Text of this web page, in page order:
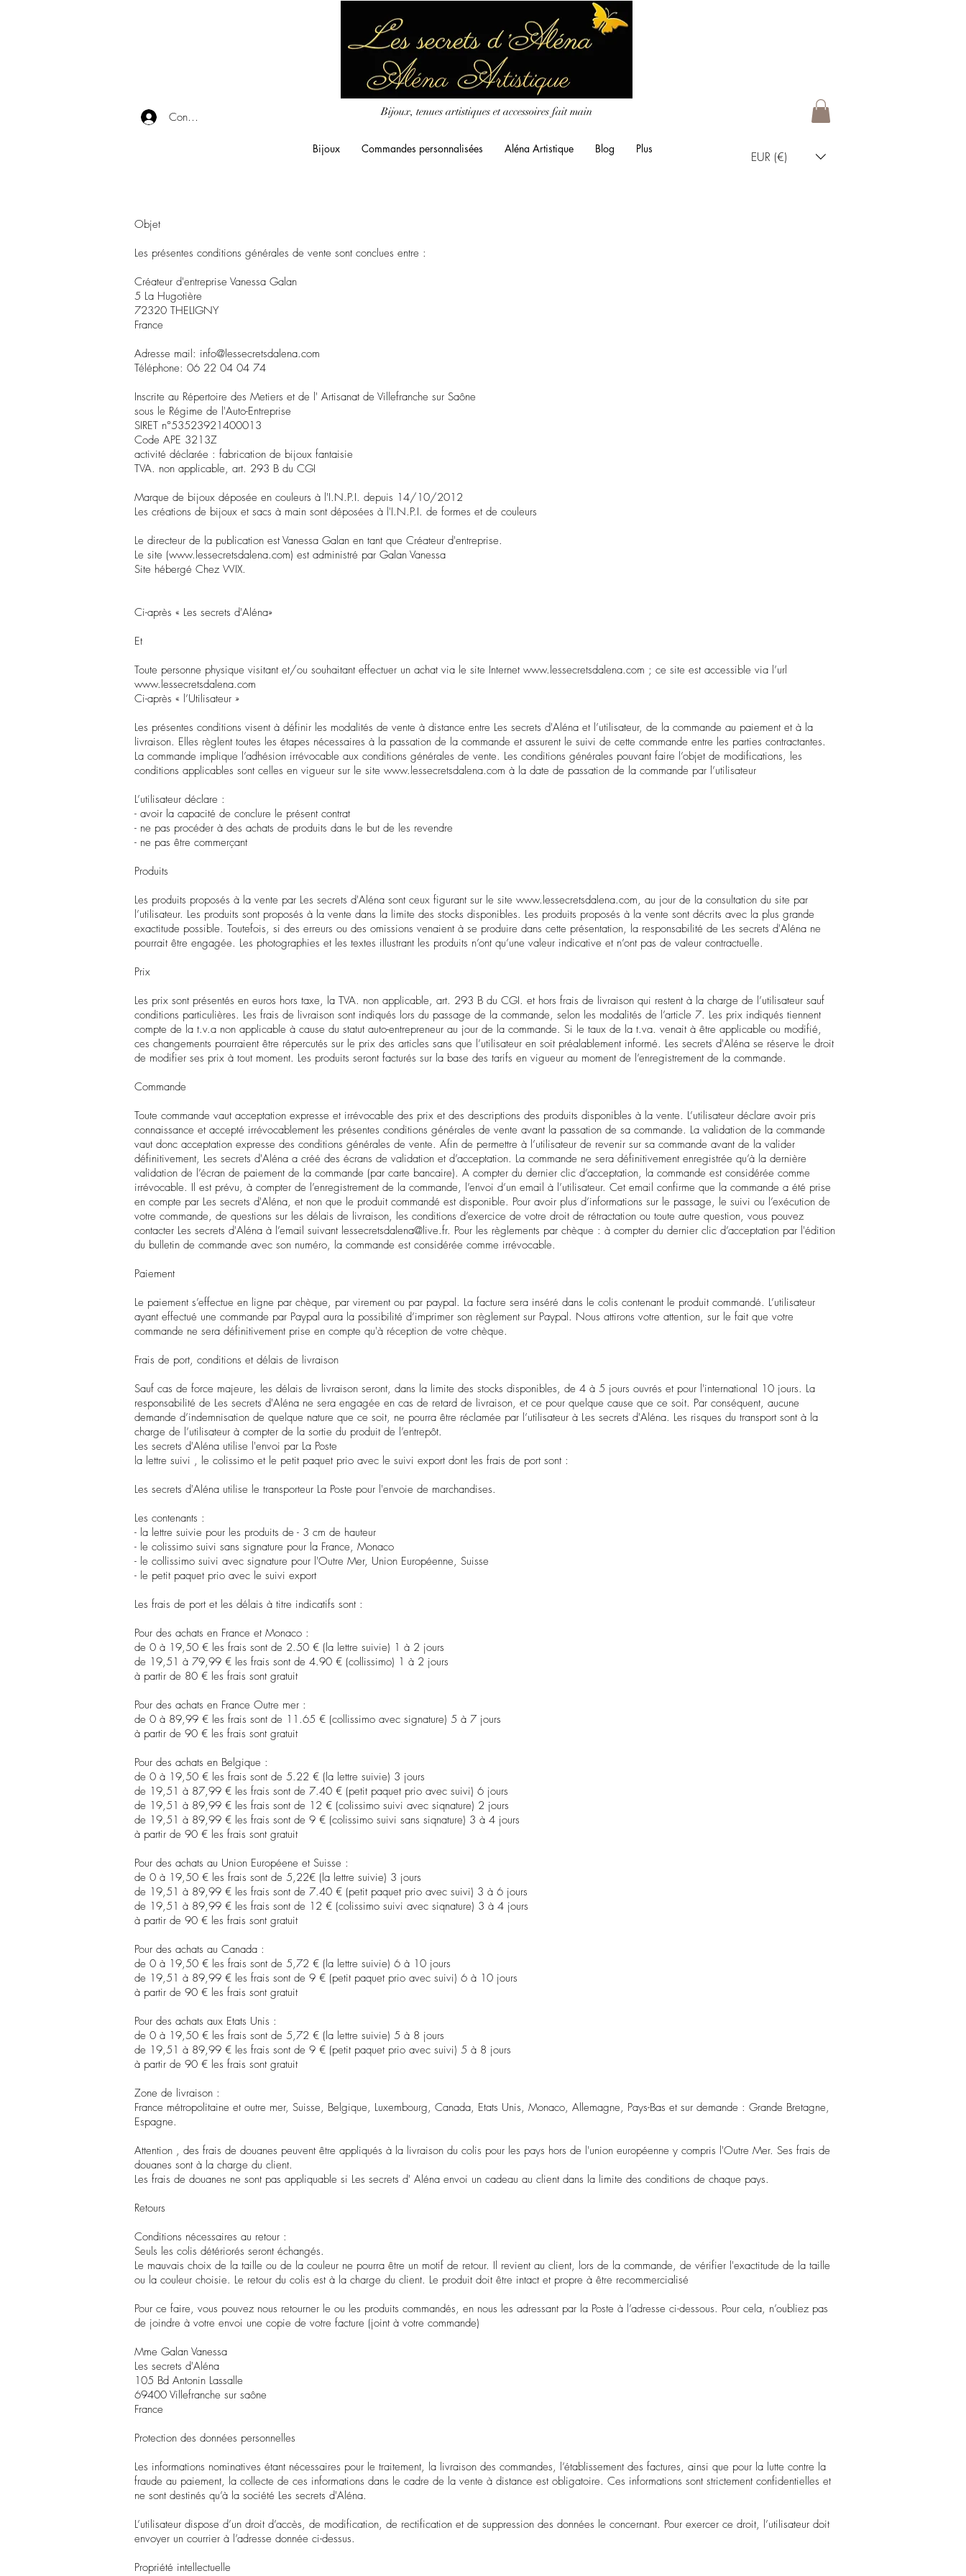
Connexion Bijoux, tenues artistiques et accessoires fait main
Bijoux Commandes personnalisées Aléna Artistique Blog Plus EUR (€)
Objet
Les présentes conditions générales de vente sont conclues entre :
Créateur d'entreprise Vanessa Galan
5 La Hugotière
72320 THELIGNY
France
Adresse mail: info@lessecretsdalena.com
Téléphone: 06 22 04 04 74
Inscrite au Répertoire des Metiers et de l' Artisanat de Villefranche sur Saône
sous le Régime de l'Auto-Entreprise
SIRET n°53523921400013
Code APE 3213Z
activité déclarée : fabrication de bijoux fantaisie
TVA. non applicable, art. 293 B du CGI
Marque de bijoux déposée en couleurs à l'I.N.P.I. depuis 14/10/2012
Les créations de bijoux et sacs à main sont déposées à l'I.N.P.I. de formes et de couleurs
Le directeur de la publication est Vanessa Galan en tant que Créateur d'entreprise.
Le site (www.lessecretsdalena.com) est administré par Galan Vanessa
Site hébergé Chez WIX.
Ci-après « Les secrets d'Aléna»
Et
Toute personne physique visitant et/ou souhaitant effectuer un achat via le site Internet www.lessecretsdalena.com ; ce site est accessible via l’url
www.lessecretsdalena.com
Ci-après « l’Utilisateur »
Les présentes conditions visent à définir les modalités de vente à distance entre Les secrets d'Aléna et l’utilisateur, de la commande au paiement et à la
livraison. Elles règlent toutes les étapes nécessaires à la passation de la commande et assurent le suivi de cette commande entre les parties contractantes.
La commande implique l’adhésion irrévocable aux conditions générales de vente. Les conditions générales pouvant faire l’objet de modifications, les
conditions applicables sont celles en vigueur sur le site www.lessecretsdalena.com à la date de passation de la commande par l’utilisateur
L’utilisateur déclare :
- avoir la capacité de conclure le présent contrat
- ne pas procéder à des achats de produits dans le but de les revendre
- ne pas être commerçant
Produits
Les produits proposés à la vente par Les secrets d'Aléna sont ceux figurant sur le site www.lessecretsdalena.com, au jour de la consultation du site par
l’utilisateur. Les produits sont proposés à la vente dans la limite des stocks disponibles. Les produits proposés à la vente sont décrits avec la plus grande
exactitude possible. Toutefois, si des erreurs ou des omissions venaient à se produire dans cette présentation, la responsabilité de Les secrets d'Aléna ne
pourrait être engagée. Les photographies et les textes illustrant les produits n’ont qu’une valeur indicative et n’ont pas de valeur contractuelle.
Prix
Les prix sont présentés en euros hors taxe, la TVA. non applicable, art. 293 B du CGI. et hors frais de livraison qui restent à la charge de l’utilisateur sauf
conditions particulières. Les frais de livraison sont indiqués lors du passage de la commande, selon les modalités de l’article 7. Les prix indiqués tiennent
compte de la t.v.a non applicable à cause du statut auto-entrepreneur au jour de la commande. Si le taux de la t.va. venait à être applicable ou modifié,
ces changements pourraient être répercutés sur le prix des articles sans que l’utilisateur en soit préalablement informé. Les secrets d'Aléna se réserve le droit
de modifier ses prix à tout moment. Les produits seront facturés sur la base des tarifs en vigueur au moment de l’enregistrement de la commande.
Commande
Toute commande vaut acceptation expresse et irrévocable des prix et des descriptions des produits disponibles à la vente. L’utilisateur déclare avoir pris
connaissance et accepté irrévocablement les présentes conditions générales de vente avant la passation de sa commande. La validation de la commande
vaut donc acceptation expresse des conditions générales de vente. Afin de permettre à l’utilisateur de revenir sur sa commande avant de la valider
définitivement, Les secrets d'Aléna a créé des écrans de validation et d’acceptation. La commande ne sera définitivement enregistrée qu’à la dernière
validation de l’écran de paiement de la commande (par carte bancaire). A compter du dernier clic d’acceptation, la commande est considérée comme
irrévocable. Il est prévu, à compter de l’enregistrement de la commande, l’envoi d’un email à l’utilisateur. Cet email confirme que la commande a été prise
en compte par Les secrets d'Aléna, et non que le produit commandé est disponible. Pour avoir plus d’informations sur le passage, le suivi ou l’exécution de
votre commande, de questions sur les délais de livraison, les conditions d’exercice de votre droit de rétractation ou toute autre question, vous pouvez
contacter Les secrets d'Aléna à l’email suivant lessecretsdalena@live.fr. Pour les règlements par chèque : à compter du dernier clic d’acceptation par l'édition
du bulletin de commande avec son numéro, la commande est considérée comme irrévocable.
Paiement
Le paiement s’effectue en ligne par chèque, par virement ou par paypal. La facture sera inséré dans le colis contenant le produit commandé. L’utilisateur
ayant effectué une commande par Paypal aura la possibilité d’imprimer son règlement sur Paypal. Nous attirons votre attention, sur le fait que votre
commande ne sera définitivement prise en compte qu'à réception de votre chèque.
Frais de port, conditions et délais de livraison
Sauf cas de force majeure, les délais de livraison seront, dans la limite des stocks disponibles, de 4 à 5 jours ouvrés et pour l'international 10 jours. La
responsabilité de Les secrets d'Aléna ne sera engagée en cas de retard de livraison, et ce pour quelque cause que ce soit. Par conséquent, aucune
demande d’indemnisation de quelque nature que ce soit, ne pourra être réclamée par l’utilisateur à Les secrets d'Aléna. Les risques du transport sont à la
charge de l’utilisateur à compter de la sortie du produit de l’entrepôt.
Les secrets d'Aléna utilise l'envoi par La Poste
la lettre suivi , le colissimo et le petit paquet prio avec le suivi export dont les frais de port sont :
Les secrets d'Aléna utilise le transporteur La Poste pour l'envoie de marchandises.
Les contenants :
- la lettre suivie pour les produits de - 3 cm de hauteur
- le colissimo suivi sans signature pour la France, Monaco
- le collissimo suivi avec signature pour l'Outre Mer, Union Européenne, Suisse
- le petit paquet prio avec le suivi export
Les frais de port et les délais à titre indicatifs sont :
Pour des achats en France et Monaco :
de 0 à 19,50 € les frais sont de 2.50 € (la lettre suivie) 1 à 2 jours
de 19,51 à 79,99 € les frais sont de 4.90 € (collissimo) 1 à 2 jours
à partir de 80 € les frais sont gratuit
Pour des achats en France Outre mer :
de 0 à 89,99 € les frais sont de 11.65 € (collissimo avec signature) 5 à 7 jours
à partir de 90 € les frais sont gratuit
Pour des achats en Belgique :
de 0 à 19,50 € les frais sont de 5.22 € (la lettre suivie) 3 jours
de 19,51 à 87,99 € les frais sont de 7.40 € (petit paquet prio avec suivi) 6 jours
de 19,51 à 89,99 € les frais sont de 12 € (colissimo suivi avec siqnature) 2 jours
de 19,51 à 89,99 € les frais sont de 9 € (colissimo suivi sans siqnature) 3 à 4 jours
à partir de 90 € les frais sont gratuit
Pour des achats au Union Européene et Suisse :
de 0 à 19,50 € les frais sont de 5,22€ (la lettre suivie) 3 jours
de 19,51 à 89,99 € les frais sont de 7.40 € (petit paquet prio avec suivi) 3 à 6 jours
de 19,51 à 89,99 € les frais sont de 12 € (colissimo suivi avec siqnature) 3 à 4 jours
à partir de 90 € les frais sont gratuit
Pour des achats au Canada :
de 0 à 19,50 € les frais sont de 5,72 € (la lettre suivie) 6 à 10 jours
de 19,51 à 89,99 € les frais sont de 9 € (petit paquet prio avec suivi) 6 à 10 jours
à partir de 90 € les frais sont gratuit
Pour des achats aux Etats Unis :
de 0 à 19,50 € les frais sont de 5,72 € (la lettre suivie) 5 à 8 jours
de 19,51 à 89,99 € les frais sont de 9 € (petit paquet prio avec suivi) 5 à 8 jours
à partir de 90 € les frais sont gratuit
Zone de livraison :
France métropolitaine et outre mer, Suisse, Belgique, Luxembourg, Canada, Etats Unis, Monaco, Allemagne, Pays-Bas et sur demande : Grande Bretagne,
Espagne.
Attention , des frais de douanes peuvent être appliqués à la livraison du colis pour les pays hors de l'union européenne y compris l'Outre Mer. Ses frais de
douanes sont à la charge du client.
Les frais de douanes ne sont pas appliquable si Les secrets d' Aléna envoi un cadeau au client dans la limite des conditions de chaque pays.
Retours
Conditions nécessaires au retour :
Seuls les colis détériorés seront échangés.
Le mauvais choix de la taille ou de la couleur ne pourra être un motif de retour. Il revient au client, lors de la commande, de vérifier l'exactitude de la taille
ou la couleur choisie. Le retour du colis est à la charge du client. Le produit doit être intact et propre à être recommercialisé
Pour ce faire, vous pouvez nous retourner le ou les produits commandés, en nous les adressant par la Poste à l’adresse ci-dessous. Pour cela, n’oubliez pas
de joindre à votre envoi une copie de votre facture (joint à votre commande)
Mme Galan Vanessa
Les secrets d'Aléna
105 Bd Antonin Lassalle
69400 Villefranche sur saône
France
Protection des données personnelles
Les informations nominatives étant nécessaires pour le traitement, la livraison des commandes, l’établissement des factures, ainsi que pour la lutte contre la
fraude au paiement, la collecte de ces informations dans le cadre de la vente à distance est obligatoire. Ces informations sont strictement confidentielles et
ne sont destinés qu’à la société Les secrets d'Aléna.
L’utilisateur dispose d’un droit d’accès, de modification, de rectification et de suppression des données le concernant. Pour exercer ce droit, l’utilisateur doit
envoyer un courrier à l’adresse donnée ci-dessus.
Propriété intellectuelle